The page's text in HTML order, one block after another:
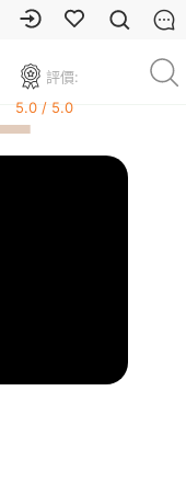
評價:
5.0 / 5.0